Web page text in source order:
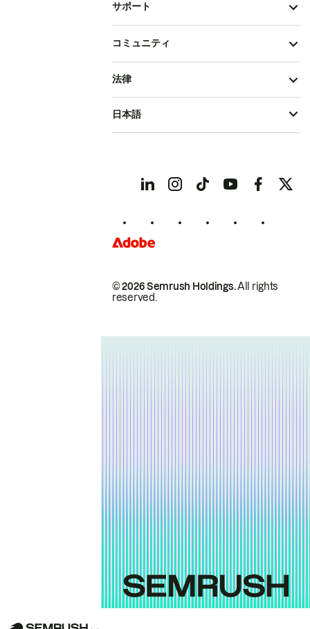
サポート
コミュニティ
© 2026 Semrush Holdings.All rights
reserved.
法律
日本語